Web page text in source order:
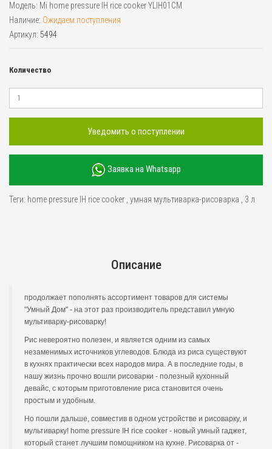
Модель: Mi home pressure IH rice cooker YLIH01CM
Наличие: Ожидаем поступления
Артикул: 5494
Количество
Уведомить о поступлении
Заявка на Whatsapp
Теги: home pressure IH rice cooker умная мультиварка-рисоварка 3 л
Описание
продолжает пополнять ассортимент товаров для системы
"Умный Дом" - на этот раз производитель представил умную
мультиварку-рисоварку!
Рис невероятно полезен, и является одним из самых
незаменимых источников углеводов. Блюда из риса существуют
в кухнях практически всех народов мира. А в последние годы, в
нашу жизнь прочно вошли рисоварки - полезный кухонный
девайс, с которым приготовление риса становится очень
простым и удобным.
Но пошли дальше, совместив в одном устройстве и рисоварку, и
мультиварку! home pressure IH rice cooker - новый умный гаджет,
который станет лучшим помощником на кухне. Рисоварка от -